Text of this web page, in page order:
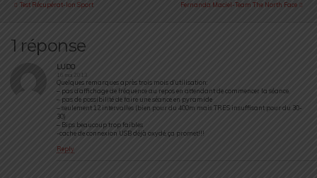
Test Récupérat-Ion Sport
Fernanda Maciel-Team The North Face
1 réponse
LUDO
16 mai 2013
Quelques remarques après trois mois d’utilisation:
– pas d’affichage de fréquence au repos en attendant de commencer la séance.
– pas de possibilité de faire une séance en pyramide
– seulement 12 intervalles (bien pour du 400m mais TRES insuffisant pour du 30-
30)
– Bips beaucoup trop faibles
-cache de connexion USB déjà oxydé, ça promet!!!
Reply